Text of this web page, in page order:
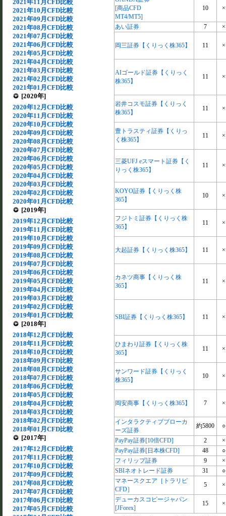
2021年11月CFD比較
2021年10月CFD比較
2021年09月CFD比較
2021年08月CFD比較
2021年07月CFD比較
2021年06月CFD比較
2021年05月CFD比較
2021年04月CFD比較
2021年03月CFD比較
2021年02月CFD比較
2021年01月CFD比較
[2020年]
2020年12月CFD比較
2020年11月CFD比較
2020年10月CFD比較
2020年09月CFD比較
2020年08月CFD比較
2020年07月CFD比較
2020年06月CFD比較
2020年05月CFD比較
2020年04月CFD比較
2020年03月CFD比較
2020年02月CFD比較
2020年01月CFD比較
[2019年]
2019年12月CFD比較
2019年11月CFD比較
2019年10月CFD比較
2019年09月CFD比較
2019年08月CFD比較
2019年07月CFD比較
2019年06月CFD比較
2019年05月CFD比較
2019年04月CFD比較
2019年03月CFD比較
2019年02月CFD比較
2019年01月CFD比較
[2018年]
2018年12月CFD比較
2018年11月CFD比較
2018年10月CFD比較
2018年09月CFD比較
2018年08月CFD比較
2018年07月CFD比較
2018年06月CFD比較
2018年05月CFD比較
2018年04月CFD比較
2018年03月CFD比較
2018年02月CFD比較
2018年01月CFD比較
[2017年]
2017年12月CFD比較
2017年11月CFD比較
2017年10月CFD比較
2017年09月CFD比較
2017年08月CFD比較
2017年07月CFD比較
2017年06月CFD比較
2017年05月CFD比較
[商品CFD
MT4/MT5]
10 ×
あい証券 7 ×
岡三証券【くりっく株365】 11 ×
AIゴールド証券【くりっく
株365】
11 ×
岩井コスモ証券【くりっく
株365】
11 ×
豊トラスティ証券【くりっ
く株365】
11 ×
三菱UFJ eスマート証券【く
りっく株365】
11 ×
KOYO証券【くりっく株
365】
10 ×
フジトミ証券【くりっく株
365】
11 ×
大起証券【くりっく株365】 11 ×
カネツ商事【くりっく株
365】
11 ×
SBI証券【くりっく株365】 11 ×
ひまわり証券【くりっく株
365】
11 ×
サンワード証券【くりっく
株365】
10 ×
岡安商事【くりっく株365】 7 ×
インタラクティブブローカ
ーズ証券
約5800 ○
PayPay証券[10倍CFD] 2
×
PayPay証券[日本株CFD]
48
○
フィリップ証券
9
×
SBIネオトレード証券
31
○
マネースクエア［トラリピ
CFD］
5 ×
デューカスコピージャパン
[JForex]
15 ×